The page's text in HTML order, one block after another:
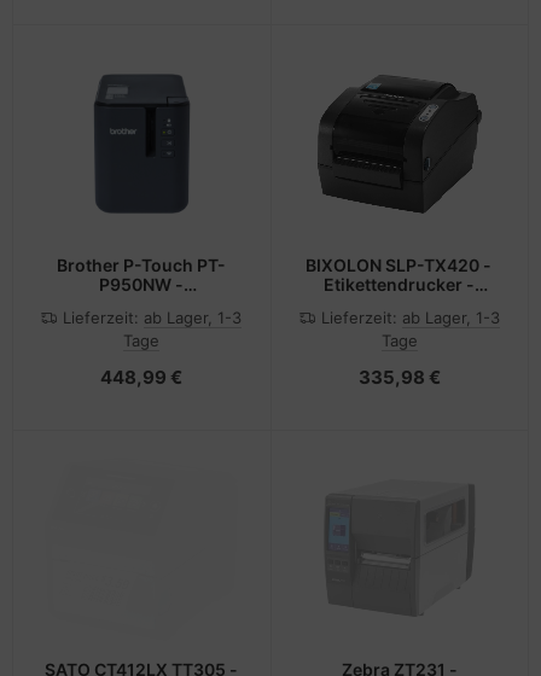
Brother P-Touch PT-
P950NW -
Thermotransfer - Rolle
(3,6 cm)
Lieferzeit: ab Lager, 1-3
Tage
448,99 €
BIXOLON SLP-TX420 -
Etikettendrucker -
Thermotransfer - Rolle
(11 cm)
Lieferzeit: ab Lager, 1-3
Tage
335,98 €
SATO CT412LX TT305 -
Zebra ZT231 -